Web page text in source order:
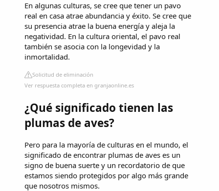
En algunas culturas, se cree que tener un pavo
real en casa atrae abundancia y éxito. Se cree que
su presencia atrae la buena energía y aleja la
negatividad. En la cultura oriental, el pavo real
también se asocia con la longevidad y la
inmortalidad.
Solicitud de eliminación
Ver respuesta completa en granjaonline.es
¿Qué significado tienen las
plumas de aves?
Pero para la mayoría de culturas en el mundo, el
significado de encontrar plumas de aves es un
signo de buena suerte y un recordatorio de que
estamos siendo protegidos por algo más grande
que nosotros mismos.